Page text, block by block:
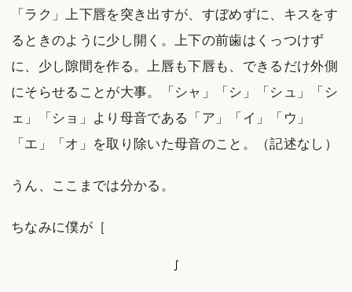
「ラク」上下唇を突き出すが、すぼめずに、キスをす
るときのように少し開く。上下の前歯はくっつけず
に、少し隙間を作る。上唇も下唇も、できるだけ外側
にそらせることが大事。「シャ」「シ」「シュ」「シ
ェ」「ショ」より母音である「ア」「イ」「ウ」
「エ」「オ」を取り除いた母音のこと。（記述なし）
うん、ここまでは分かる。
ちなみに僕が［